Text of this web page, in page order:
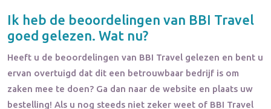
Ik heb de beoordelingen van BBI Travel
goed gelezen. Wat nu?
Heeft u de beoordelingen van BBI Travel gelezen en bent u
ervan overtuigd dat dit een betrouwbaar bedrijf is om
zaken mee te doen? Ga dan naar de website en plaats uw
bestelling! Als u nog steeds niet zeker weet of BBI Travel